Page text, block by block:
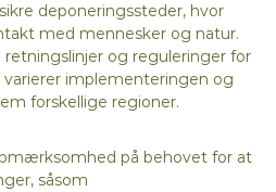
deponeringssteder, hvor
med mennesker og natur.
og reguleringer for
varierer implementeringen og
forskellige regioner.
på behovet for at
såsom